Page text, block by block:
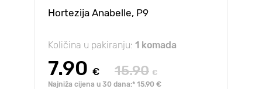
Hortezija Anabelle, P9
Količina u pakiranju: 1 komada
7.90 € 15.90 €
Najniža cijena u 30 dana:* 15.90 €